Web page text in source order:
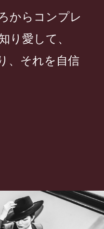
から コンプレ
り愛して、
、それを自信